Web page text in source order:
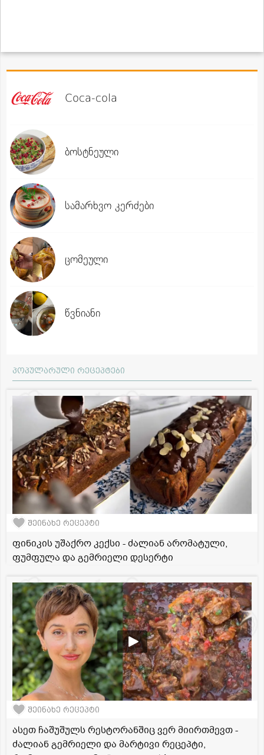
Coca-cola
ბოსტნეული
სამარხვო კერძები
ცომეული
წვნიანი
პოპულარული რეცეპტები
შეინახე რეცეპტი
ფინიკის უშაქრო კექსი - ძალიან არომატული,
ფუმფულა და გემრიელი დესერტი
შეინახე რეცეპტი
ასეთ ჩაშუშულს რესტორანშიც ვერ მიირთმევთ -
ძალიან გემრიელი და მარტივი რეცეპტი,